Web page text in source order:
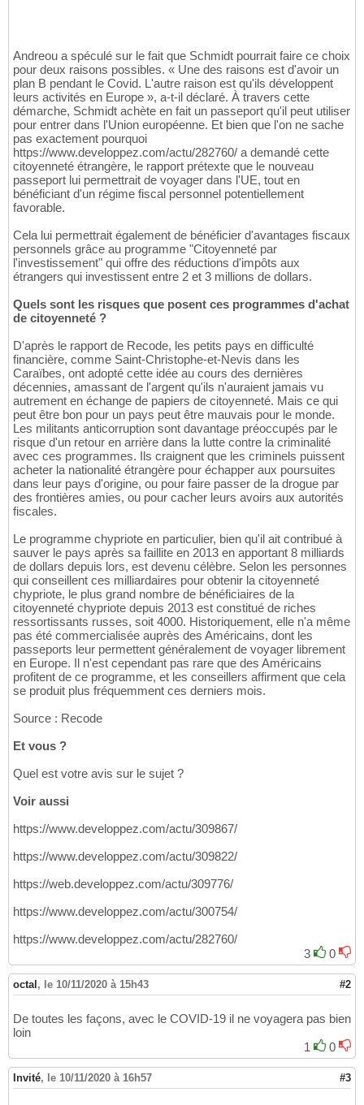
Andreou a spéculé sur le fait que Schmidt pourrait faire ce choix
pour deux raisons possibles. « Une des raisons est d'avoir un
plan B pendant le Covid. L'autre raison est qu'ils développent
leurs activités en Europe », a-t-il déclaré. À travers cette
démarche, Schmidt achète en fait un passeport qu'il peut utiliser
pour entrer dans l'Union européenne. Et bien que l'on ne sache
pas exactement pourquoi
https://www.developpez.com/actu/282760/ a demandé cette
citoyenneté étrangère, le rapport prétexte que le nouveau
passeport lui permettrait de voyager dans l'UE, tout en
bénéficiant d'un régime fiscal personnel potentiellement
favorable.
Cela lui permettrait également de bénéficier d'avantages fiscaux
personnels grâce au programme "Citoyenneté par
l'investissement" qui offre des réductions d'impôts aux
étrangers qui investissent entre 2 et 3 millions de dollars.
Quels sont les risques que posent ces programmes d'achat
de citoyenneté ?
D'après le rapport de Recode, les petits pays en difficulté
financière, comme Saint-Christophe-et-Nevis dans les
Caraïbes, ont adopté cette idée au cours des dernières
décennies, amassant de l'argent qu'ils n'auraient jamais vu
autrement en échange de papiers de citoyenneté. Mais ce qui
peut être bon pour un pays peut être mauvais pour le monde.
Les militants anticorruption sont davantage préoccupés par le
risque d'un retour en arrière dans la lutte contre la criminalité
avec ces programmes. Ils craignent que les criminels puissent
acheter la nationalité étrangère pour échapper aux poursuites
dans leur pays d'origine, ou pour faire passer de la drogue par
des frontières amies, ou pour cacher leurs avoirs aux autorités
fiscales.
Le programme chypriote en particulier, bien qu'il ait contribué à
sauver le pays après sa faillite en 2013 en apportant 8 milliards
de dollars depuis lors, est devenu célèbre. Selon les personnes
qui conseillent ces milliardaires pour obtenir la citoyenneté
chypriote, le plus grand nombre de bénéficiaires de la
citoyenneté chypriote depuis 2013 est constitué de riches
ressortissants russes, soit 4000. Historiquement, elle n'a même
pas été commercialisée auprès des Américains, dont les
passeports leur permettent généralement de voyager librement
en Europe. Il n'est cependant pas rare que des Américains
profitent de ce programme, et les conseillers affirment que cela
se produit plus fréquemment ces derniers mois.
Source : Recode
Et vous ?
Quel est votre avis sur le sujet ?
Voir aussi
https://www.developpez.com/actu/309867/
https://www.developpez.com/actu/309822/
https://web.developpez.com/actu/309776/
https://www.developpez.com/actu/300754/
https://www.developpez.com/actu/282760/
3
0
octal , le 10/11/2020 à 15h43 #2
De toutes les façons, avec le COVID-19 il ne voyagera pas bien
loin
1
0
Invité, le 10/11/2020 à 16h57 #3